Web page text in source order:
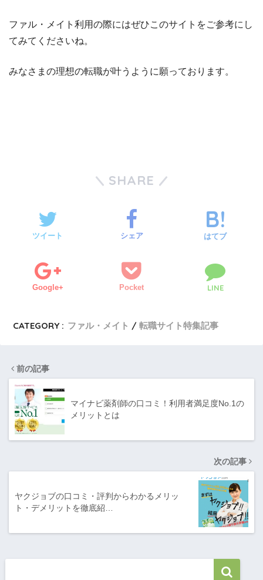
ファル・メイト利用の際にはぜひこのサイトをご参考にし
てみてくださいね。
みなさまの理想の転職が叶うように願っております。
SHARE
ツイート シェア はてブ
Google+ Pocket LINE
CATEGORY : ファル・メイト 転職サイト特集記事
前の記事
マイナビ薬剤師の口コミ！利用者満足度No.1の
メリットとは
次の記事
ヤクジョブの口コミ・評判からわかるメリッ
ト・デメリットを徹底紹…